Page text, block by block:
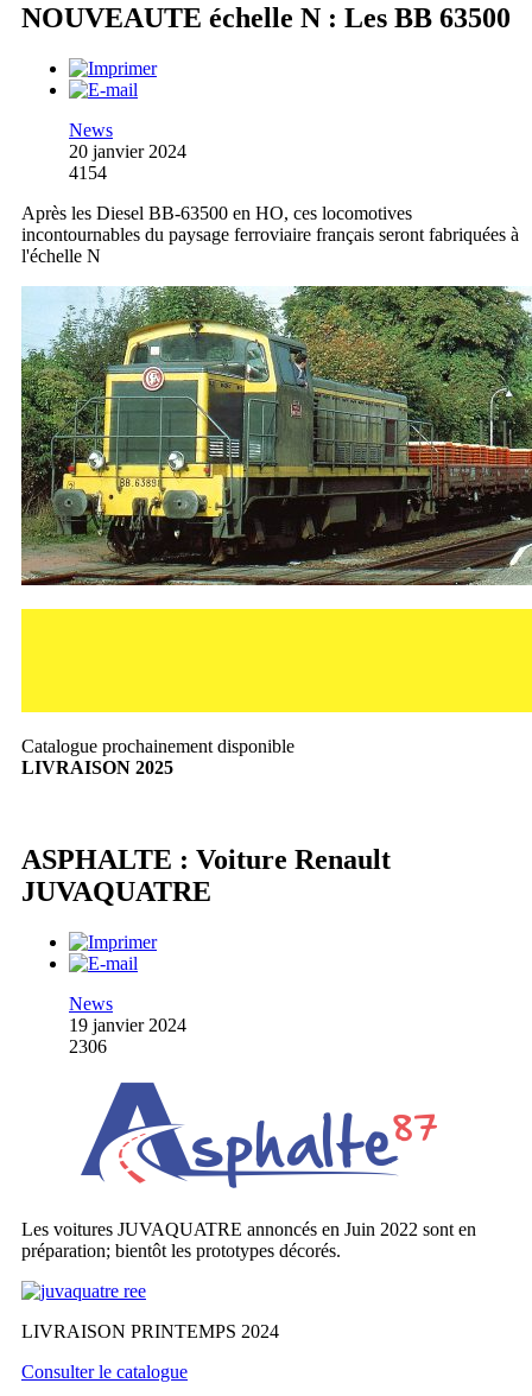
NOUVEAUTE échelle N : Les BB 63500
News
20 janvier 2024
4154
Après les Diesel BB-63500 en HO, ces locomotives
incontournables du paysage ferroviaire français seront fabriquées à
l'échelle N
Catalogue prochainement disponible
LIVRAISON 2025
ASPHALTE : Voiture Renault
JUVAQUATRE
News
19 janvier 2024
2306
Les voitures JUVAQUATRE annoncés en Juin 2022 sont en
préparation; bientôt les prototypes décorés.
LIVRAISON PRINTEMPS 2024
Consulter le catalogue